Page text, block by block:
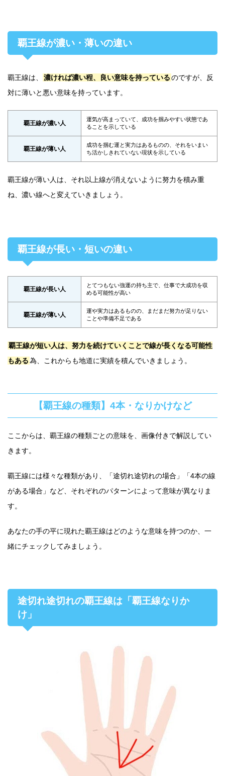
覇王線が濃い・薄いの違い
覇王線は、 濃ければ濃い程、良い意味を持っているのですが、反
対に薄いと悪い意味を持っています。
覇王線が濃い人
運気が高まっていて、成功を掴みやすい状態であ
ることを示している
覇王線が薄い人
成功を掴む運と実力はあるものの、それをいまい
ち活かしきれていない現状を示している
覇王線が薄い人は、それ以上線が消えないように努力を積み重
ね、濃い線へと変えていきましょう。
覇王線が長い・短いの違い
覇王線が長い人
とてつもない強運の持ち主で、仕事で大成功を収
める可能性が高い
覇王線が薄い人
運や実力はあるものの、まだまだ努力が足りない
ことや準備不足である
覇王線が短い人は、努力を続けていくことで線が長くなる可能性
もある為、これからも地道に実績を積んでいきましょう。
【覇王線の種類】4本・なりかけなど
ここからは、覇王線の種類ごとの意味を、画像付きで解説してい
きます。
覇王線には様々な種類があり、「途切れ途切れの場合」「4本の線
がある場合」など、それぞれのパターンによって意味が異なりま
す。
あなたの手の平に現れた覇王線はどのような意味を持つのか、一
緒にチェックしてみましょう。
途切れ途切れの覇王線は「覇王線なりか
け」